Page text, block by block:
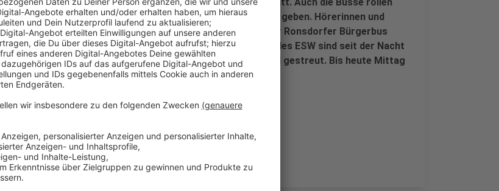
wieder, laut den WSW kann es aber vereinzelt noch Probleme geben. Hörerinnen und
Hörer melden uns vor allem in den Randbezirken Ausfälle. Der Ronsdorfer Bürgerbus
fährt heute morgen (18.01.) noch nicht. Die Räumfahrzeuge des ESW sind seit der Nacht
im Einsatz und haben die Hauptverkehrsstraßen geräumt und gestreut. Bis heute Mittag
sollen auch die kleineren Straßen wieder geräumt werden.
Anzeige